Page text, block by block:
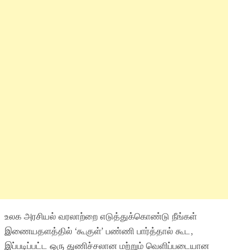
உலக அரசியல் வரலாற்றை எடுத்துக்கொண்டு நீங்கள்
இணையதளத்தில் ‘கூகுள்’ பண்ணி பார்த்தால் கூட,
இப்படிப்பட்ட ஒரு துணிச்சலான மற்றும் வெளிப்படையான